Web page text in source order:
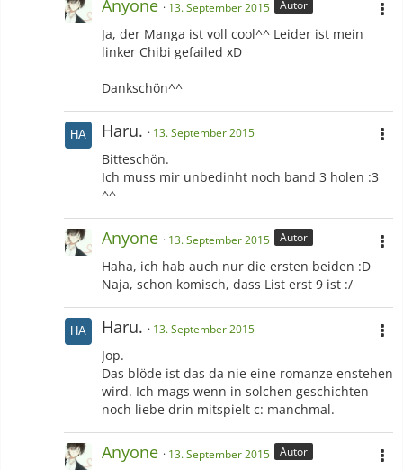
Anyone 13. September 2015 Autor
Ja, der Manga ist voll cool^^ Leider ist mein
linker Chibi gefailed xD
Dankschön^^
Haru. 13. September 2015
Bitteschön.
Ich muss mir unbedinht noch band 3 holen :3
^^
Anyone 13. September 2015 Autor
Haha, ich hab auch nur die ersten beiden :D
Naja, schon komisch, dass List erst 9 ist :/
Haru. 13. September 2015
Jop.
Das blöde ist das da nie eine romanze enstehen
wird. Ich mags wenn in solchen geschichten
noch liebe drin mitspielt c: manchmal.
Anyone 13. September 2015 Autor